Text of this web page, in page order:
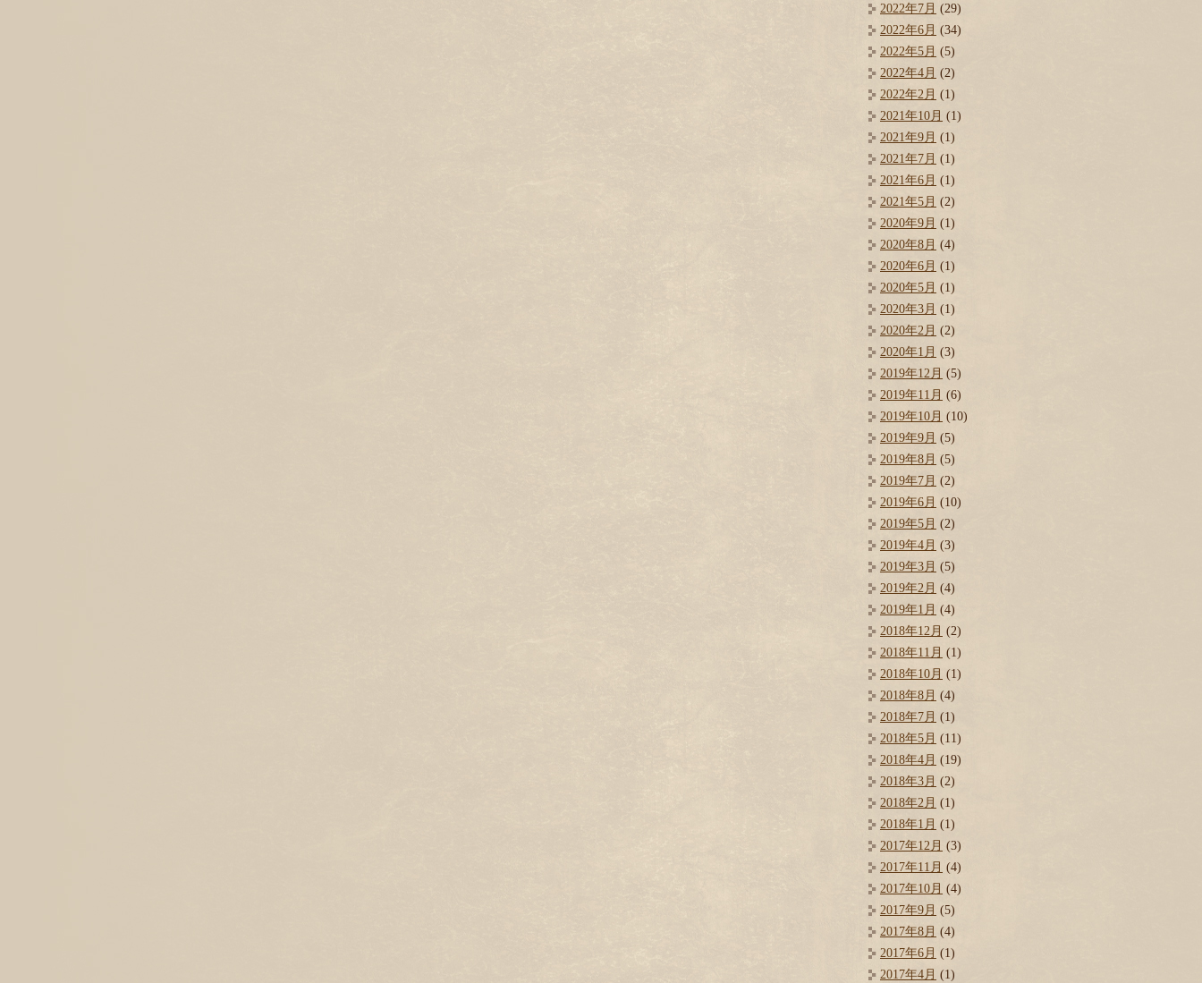
2022年7月 (29)
2022年6月 (34)
2022年5月 (5)
2022年4月 (2)
2022年2月 (1)
2021年10月 (1)
2021年9月 (1)
2021年7月 (1)
2021年6月 (1)
2021年5月 (2)
2020年9月 (1)
2020年8月 (4)
2020年6月 (1)
2020年5月 (1)
2020年3月 (1)
2020年2月 (2)
2020年1月 (3)
2019年12月 (5)
2019年11月 (6)
2019年10月 (10)
2019年9月 (5)
2019年8月 (5)
2019年7月 (2)
2019年6月 (10)
2019年5月 (2)
2019年4月 (3)
2019年3月 (5)
2019年2月 (4)
2019年1月 (4)
2018年12月 (2)
2018年11月 (1)
2018年10月 (1)
2018年8月 (4)
2018年7月 (1)
2018年5月 (11)
2018年4月 (19)
2018年3月 (2)
2018年2月 (1)
2018年1月 (1)
2017年12月 (3)
2017年11月 (4)
2017年10月 (4)
2017年9月 (5)
2017年8月 (4)
2017年6月 (1)
2017年4月 (1)